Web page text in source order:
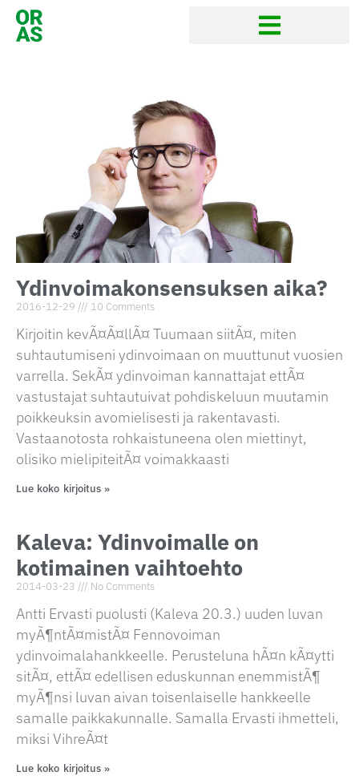
Ydinvoimakonsensuksen aika?
2016-12-29 10 Comments
Kirjoitin kevÃ¤Ã¤llÃ¤ Tuumaan siitÃ¤, miten
suhtautumiseni ydinvoimaan on muuttunut vuosien
varrella. SekÃ¤ ydinvoiman kannattajat ettÃ¤
vastustajat suhtautuivat pohdiskeluun muutamin
poikkeuksin avomielisesti ja rakentavasti.
Vastaanotosta rohkaistuneena olen miettinyt,
olisiko mielipiteitÃ¤ voimakkaasti
Lue koko kirjoitus »
Kaleva: Ydinvoimalle on
kotimainen vaihtoehto
2014-03-23 No Comments
Antti Ervasti puolusti (Kaleva 20.3.) uuden luvan
myÃ¶ntÃ¤mistÃ¤ Fennovoiman
ydinvoimalahankkeelle. Perusteluna hÃ¤n kÃ¤ytti
sitÃ¤, ettÃ¤ edellisen eduskunnan enemmistÃ¶
myÃ¶nsi luvan aivan toisenlaiselle hankkeelle
samalle paikkakunnalle. Samalla Ervasti ihmetteli,
miksi VihreÃ¤t
Lue koko kirjoitus »